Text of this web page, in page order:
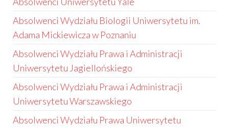
Absolwenci Wydziału Biologii Uniwersytetu im.
Adama Mickiewicza w Poznaniu
Absolwenci Wydziału Prawa i Administracji
Uniwersytetu Jagiellońskiego
Absolwenci Wydziału Prawa i Administracji
Uniwersytetu Warszawskiego
Absolwenci Wydziału Prawa Uniwersytetu